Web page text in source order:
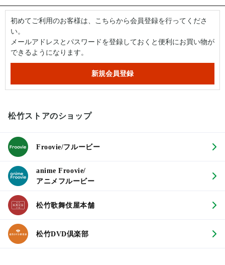
初めてご利用のお客様は、こちらから会員登録を行ってくださ
い。
メールアドレスとパスワードを登録しておくと便利にお買い物が
できるようになります。
松竹ストアのショップ
Froovie/フルービー
anime Froovie/
アニメフルービー
松竹歌舞伎屋本舗
松竹DVD倶楽部